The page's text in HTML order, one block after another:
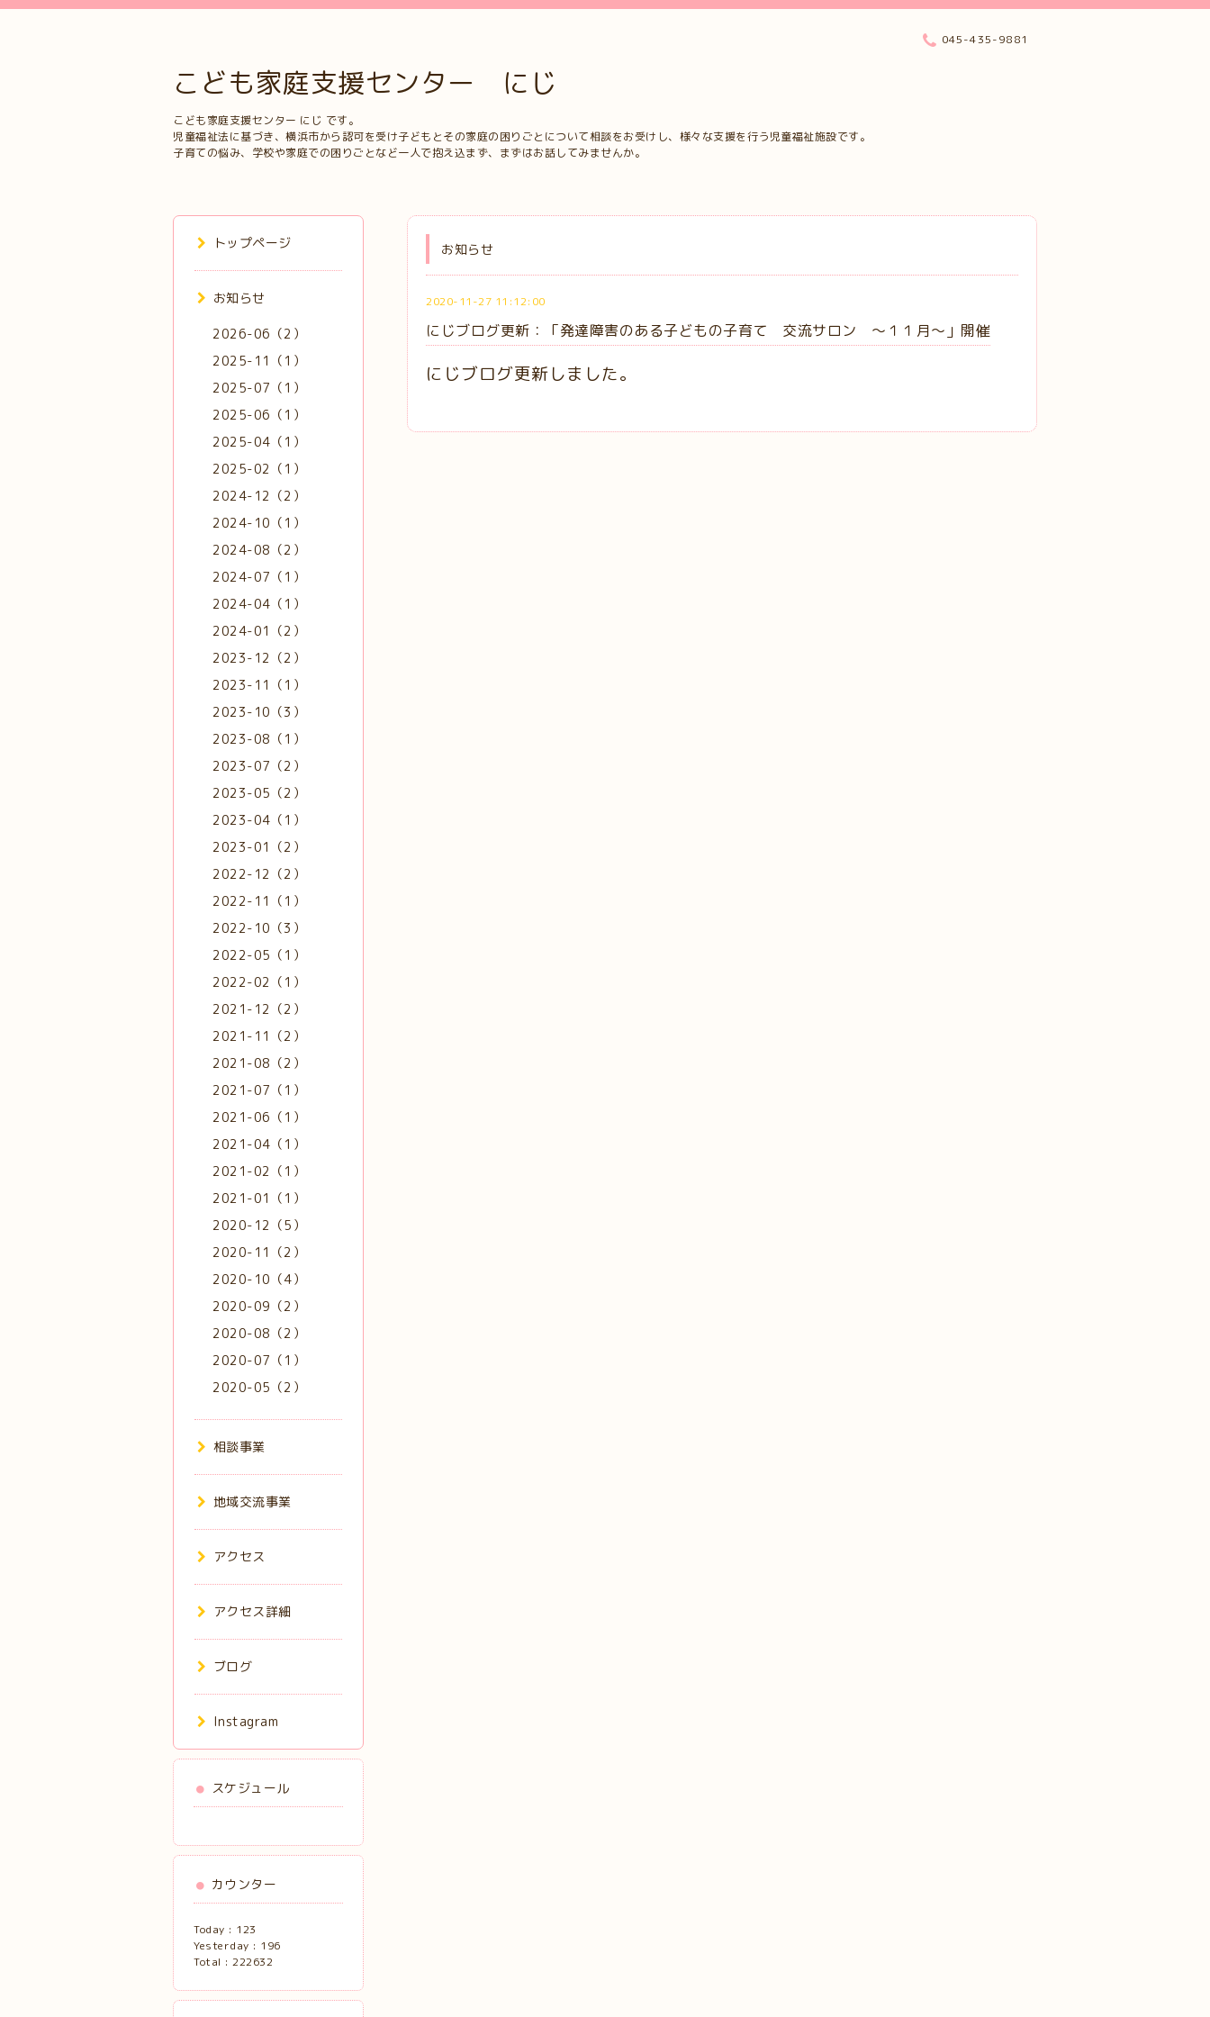
こども家庭支援センター にじ
こども家庭支援センター にじ です。
児童福祉法に基づき、横浜市から認可を受け子どもとその家庭の困りごとについて相談をお受けし、様々な支援を行う児童福祉施設です。
子育ての悩み、学校や家庭での困りごとなど一人で抱え込まず、まずはお話してみませんか。
045-435-9881
お知らせ
2020-11-27 11:12:00
にじブログ更新：「発達障害のある子どもの子育て 交流サロン ～１１月～」開催
にじブログ更新しました。
トップページ
お知らせ
2026-06（2）
2025-11（1）
2025-07（1）
2025-06（1）
2025-04（1）
2025-02（1）
2024-12（2）
2024-10（1）
2024-08（2）
2024-07（1）
2024-04（1）
2024-01（2）
2023-12（2）
2023-11（1）
2023-10（3）
2023-08（1）
2023-07（2）
2023-05（2）
2023-04（1）
2023-01（2）
2022-12（2）
2022-11（1）
2022-10（3）
2022-05（1）
2022-02（1）
2021-12（2）
2021-11（2）
2021-08（2）
2021-07（1）
2021-06（1）
2021-04（1）
2021-02（1）
2021-01（1）
2020-12（5）
2020-11（2）
2020-10（4）
2020-09（2）
2020-08（2）
2020-07（1）
2020-05（2）
相談事業
地域交流事業
アクセス
アクセス詳細
ブログ
Instagram
スケジュール
カウンター
Today : 123
Yesterday : 196
Total : 222632